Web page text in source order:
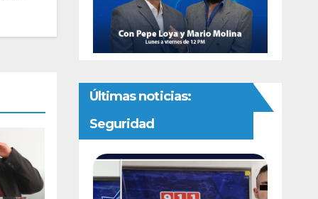
Últimas noticias:
Seguridad